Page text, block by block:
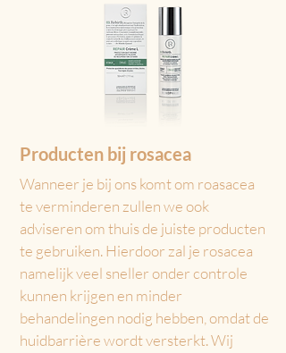
Producten bij rosacea
Wanneer je bij ons komt om roasacea
te verminderen zullen we ook
adviseren om thuis de juiste producten
te gebruiken. Hierdoor zal je rosacea
namelijk veel sneller onder controle
kunnen krijgen en minder
behandelingen nodig hebben, omdat de
huidbarrière wordt versterkt. Wij